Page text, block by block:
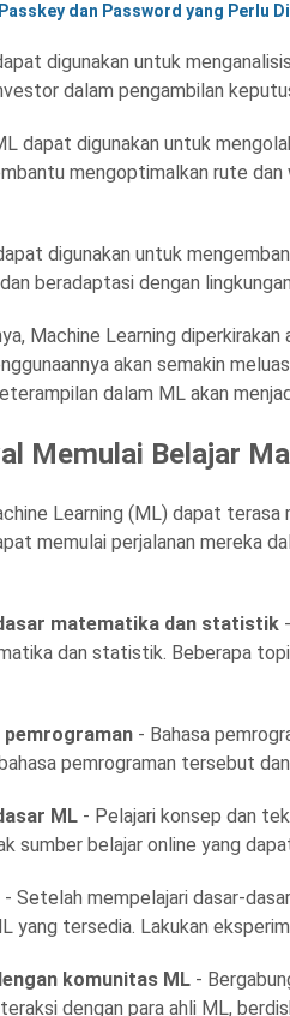
dan Password yang Perlu
digunakan untuk
dalam pengambilan
dapat digunakan untuk
mengoptimalkan rute
digunakan untuk
beradaptasi dengan
Machine Learning
akan semakin
dalam ML akan
Memulai Belajar
Learning (ML) dapat
memulai perjalanan mereka
matematika dan statistik
dan statistik. Beberapa
pemrograman - Bahasa
pemrograman tersebut
ML - Pelajari konsep dan
sumber belajar online yang
- Setelah mempelajari dasar-
yang tersedia. Lakukan
komunitas ML -
dengan para ahli ML,